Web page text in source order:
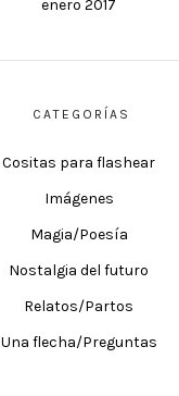
enero 2017
CATEGORÍAS
Cositas para flashear
Imágenes
Magia/Poesía
Nostalgia del futuro
Relatos/Partos
Una flecha/Preguntas